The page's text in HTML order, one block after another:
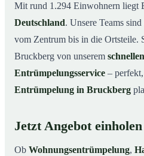
Mit rund 1.294 Einwohnern liegt
Deutschland. Unsere Teams
vom Zentrum bis in die Ortsteile.
Bruckberg von unserem
Entrümpelungsservice –
Entrümpelung in Bruckberg
Jetzt Angebot einholen
Ob Wohnungsentrümpelung,